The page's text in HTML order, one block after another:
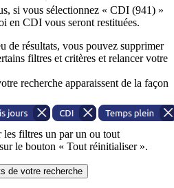
si vous sélectionnez « CDI (941) »
en CDI vous seront restituées.
de résultats, vous pouvez supprimer
filtres et critères et relancer votre
recherche apparaissent de la façon
les filtres un par un ou tout
le bouton « Tout réinitialiser ».
de votre recherche